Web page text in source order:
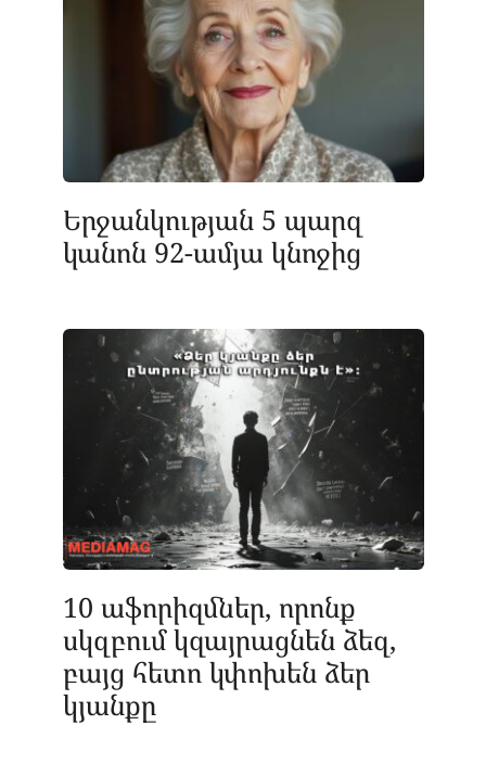
Երջանկության 5 պարզ
կանոն 92-ամյա կնոջից
10 աֆորիզմներ, որոնք
սկզբում կզայրացնեն ձեզ,
բայց հետո կփոխեն ձեր
կյանքը